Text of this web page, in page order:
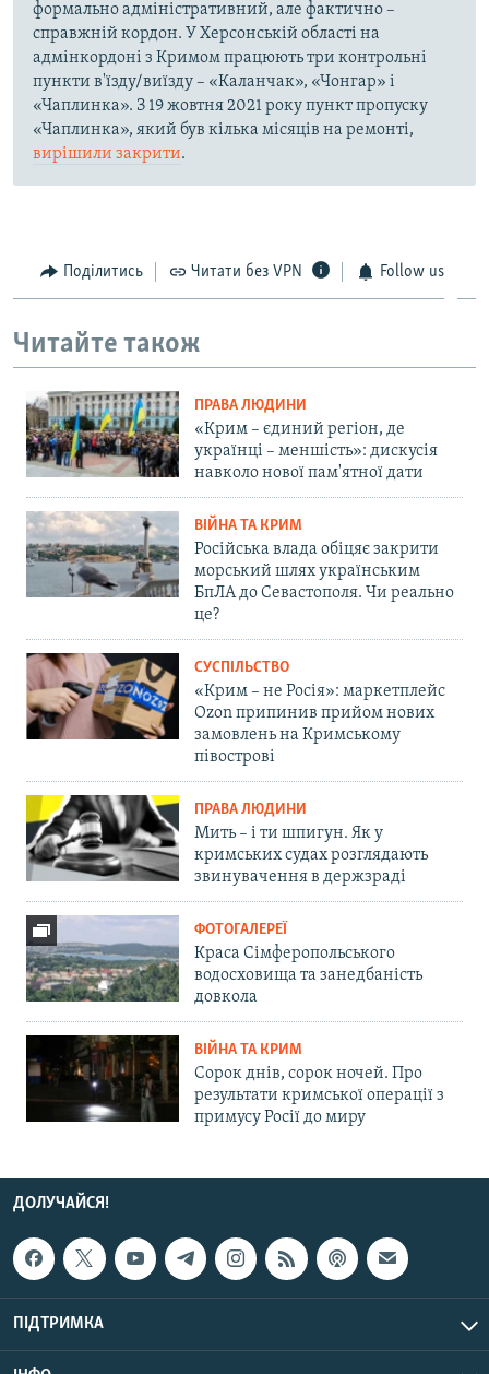
формально адміністративний, але фактично –
справжній кордон. У Херсонській області на
адмінкордоні з Кримом працюють три контрольні
пункти в'їзду/виїзду – «Каланчак», «Чонгар» і
«Чаплинка». З 19 жовтня 2021 року пункт пропуску
«Чаплинка», який був кілька місяців на ремонті,
вирішили закрити.
Поділитись Читати без VPN Follow us
Читайте також
ПРАВА ЛЮДИНИ
«Крим – єдиний регіон, де
українці – меншість»: дискусія
навколо нової пам'ятної дати
ВІЙНА ТА КРИМ
Російська влада обіцяє закрити
морський шлях українським
БпЛА до Севастополя. Чи реально
це?
СУСПІЛЬСТВО
«Крим – не Росія»: маркетплейс
Ozon припинив прийом нових
замовлень на Кримському
півострові
ПРАВА ЛЮДИНИ
Мить – і ти шпигун. Як у
кримських судах розглядають
звинувачення в держзраді
ФОТОГАЛЕРЕЇ
Краса Сімферопольського
водосховища та занедбаність
довкола
ВІЙНА ТА КРИМ
Сорок днів, сорок ночей. Про
результати кримської операції з
примусу Росії до миру
ДОЛУЧАЙСЯ!
ПІДТРИМКА